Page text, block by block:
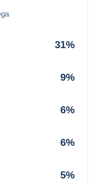
31%
9%
6%
6%
5%